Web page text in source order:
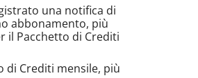
una notifica di
abbonamento, più
il Pacchetto di Crediti
di Crediti mensile, più